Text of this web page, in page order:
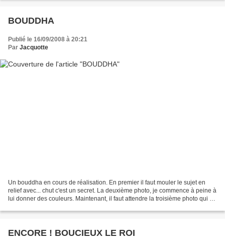
BOUDDHA
Publié le 16/09/2008 à 20:21
Par Jacquotte
Un bouddha en cours de réalisation. En premier il faut mouler le sujet en
relief avec... chut c'est un secret. La deuxième photo, je commence à peine à
lui donner des couleurs. Maintenant, il faut attendre la troisième photo qui ne
ENCORE ! BOUCIEUX LE ROI